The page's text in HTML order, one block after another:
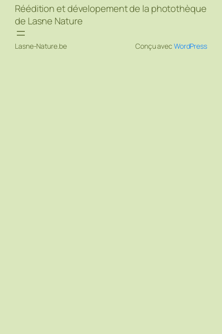
Réédition et dévelopement de la photothèque
de Lasne Nature
Lasne-Nature.be Conçu avec WordPress